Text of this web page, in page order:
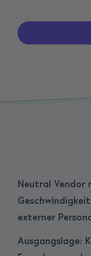
Neutral Vendor
externer
Ausgangslage: